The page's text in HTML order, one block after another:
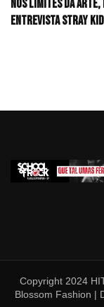
Nos limites da arte,
Entrevista Stray
Copyright 2024
Blossom Fashion |